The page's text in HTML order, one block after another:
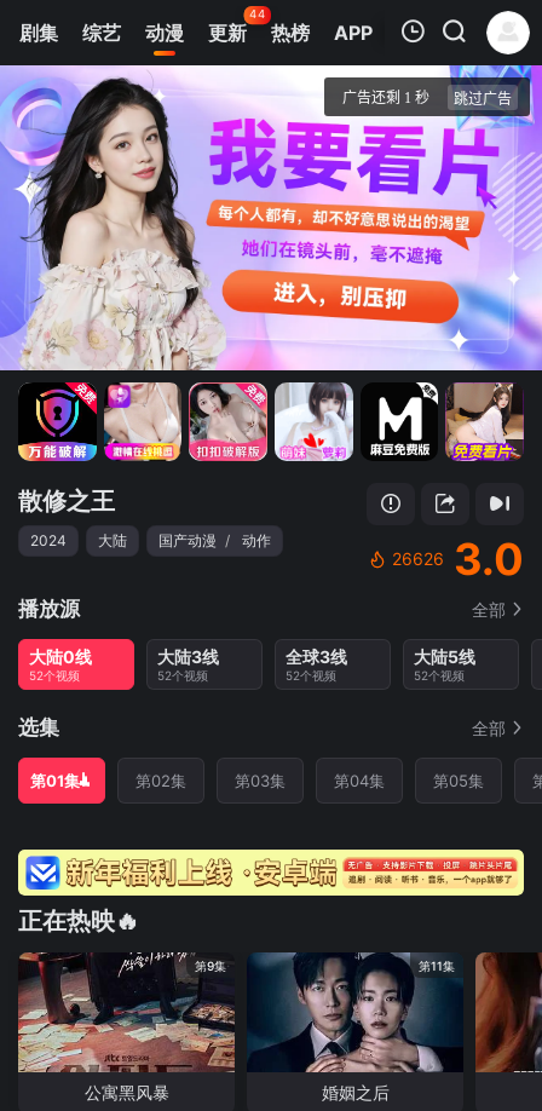
剧集 综艺 动漫 更新
44
热榜 APP
我的观影记录
第01集
散修之王
清空
散修之王
2024 大陆 国产动漫 / 动作
26626 3.0
播放源 全部
大陆0线
52个视频
大陆3线
52个视频
全球3线
52个视频
大陆5线
52个视频
选集 全部
第01集 第02集 第03集 第04集 第05集
正在热映🔥
第9集
公寓黑风暴
第11集
婚姻之后